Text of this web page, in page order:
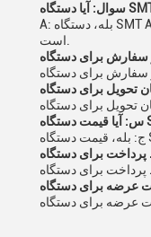
A: بله، دستگاه SMT AOI با ISO9001/ISO14001 گواهی شده